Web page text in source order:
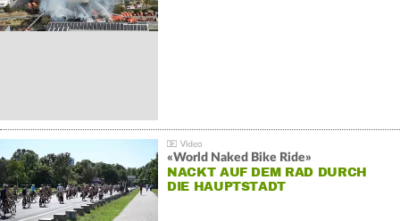
«World Naked Bike Ride»
NACKT AUF DEM RAD DURCH
DIE HAUPTSTADT